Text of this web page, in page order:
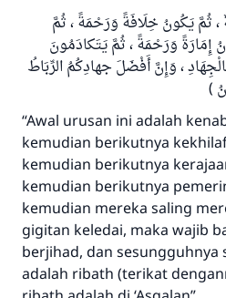
، ثُمَّ يَكُونُ خِلَافَةً وَرَحْمَةً ، ثُمَّ
إِمَارَةً وَرَحْمَةً ، ثُمَّ يَتَكادَمُونَ
، وَإِنَّ أَفْضَلَ جهادِكُمُ الرِّبَاطُ
)
“Awal urusan ini adalah
kemudian berikutnya
kemudian berikutnya
kemudian berikutnya
kemudian mereka saling
gigitan keledai, maka wajib
berjihad, dan sesungguhnya
adalah ribath (terikat